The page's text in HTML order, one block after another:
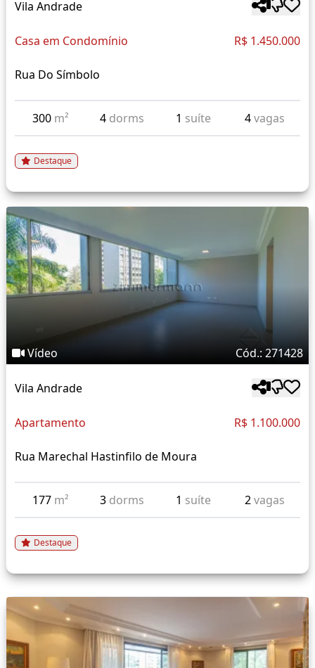
Vila Andrade
Casa em Condomínio R$ 1.450.000
Rua Do Símbolo
300 m² 4 dorms 1 suíte 4vagas
Destaque
Vídeo Cód.: 271428
Vila Andrade
Apartamento R$ 1.100.000
Rua Marechal Hastinfilo de Moura
177 m² 3 dorms 1 suíte 2vagas
Destaque